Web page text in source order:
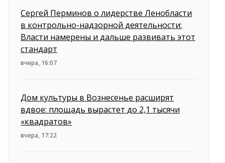
Сергей Перминов о лидерстве Ленобласти
в контрольно-надзорной деятельности:
Власти намерены и дальше развивать этот
стандарт
вчера, 16:07
Дом культуры в Вознесенье расширят
вдвое: площадь вырастет до 2,1 тысячи
«квадратов»
вчера, 17:22